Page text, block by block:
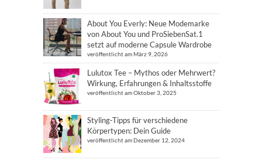
About You Everly: Neue Modemarke
von About You und ProSiebenSat.1
setzt auf moderne Capsule Wardrobe
veröffentlicht am März 9, 2026
Lulutox Tee – Mythos oder Mehrwert?
Wirkung, Erfahrungen & Inhaltsstoffe
veröffentlicht am Oktober 3, 2025
Styling-Tipps für verschiedene
Körpertypen: Dein Guide
veröffentlicht am Dezember 12, 2024